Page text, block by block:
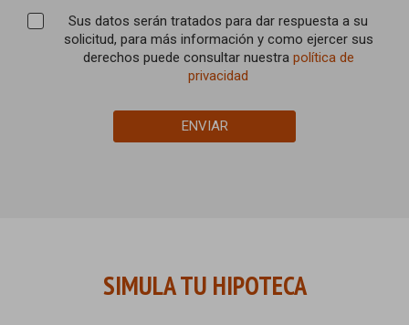
Sus datos serán tratados para dar respuesta a su
solicitud, para más información y como ejercer sus
derechos puede consultar nuestra política de
privacidad
ENVIAR
SIMULA TU HIPOTECA